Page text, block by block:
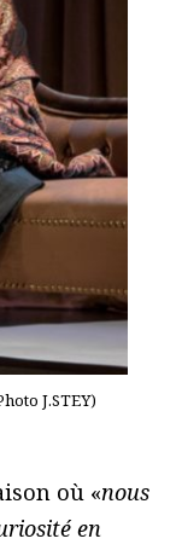
J.STEY)
où «nous
en